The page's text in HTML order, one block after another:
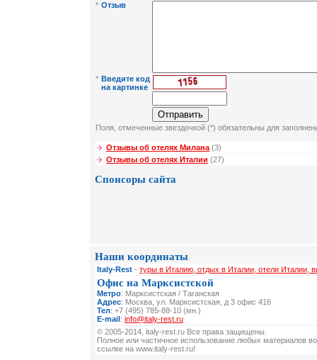
* Отзыв
* Введите код
на картинке
Поля, отмеченные звездочкой (*) обязательны для
Отзывы об отелях Милана(3)
Отзывы об отелях Италии (27)
Спонсоры сайта
Наши координаты
Italy-Rest - туры в Италию, отдых в Италии, отели Италии,
Офис на Марксистской
Метро: Марксистская / Таганская
Адрес: Москва, ул. Марксистская, д 3 офис 416
Тел: +7 (495) 785-88-10 (мн.)
E-mail: info@italy-rest.ru
© 2005-2014, italy-rest.ru Все права защищены.
Полное или частичное использование любых материалов
ссылке на www.italy-rest.ru!